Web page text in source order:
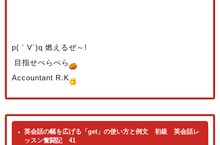
p(｀V´)q 燃えるぜ～!
目指せぺらぺら
Accountant R.K
英会話の幅を広げる「get」の使い方と例文 初級 英会話レ
ッスン奮闘記 41